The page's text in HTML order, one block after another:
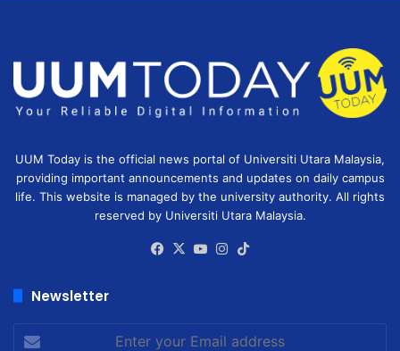
UUM Today is the official news portal of Universiti Utara Malaysia,
providing important announcements and updates on daily campus
life. This website is managed by the university authority. All rights
reserved by Universiti Utara Malaysia.
Facebook
X YouTubeInstagram
Newsletter